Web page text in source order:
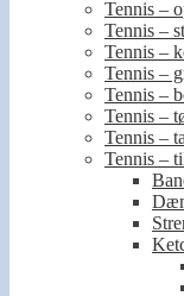
Tennis –
Tennis –
Tennis –
Tennis –
Tennis –
Tennis –
Tennis –
Tennis –